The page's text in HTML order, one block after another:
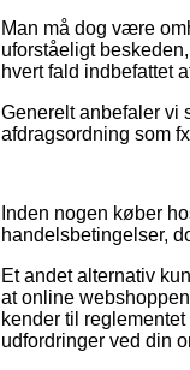
Man må dog være
uforståeligt
hvert fald indbefattet
Generelt anbefaler vi
afdragsordning som
Inden nogen køber
handelsbetingelser,
Et andet alternativ
at online
kender til
udfordringer ved din